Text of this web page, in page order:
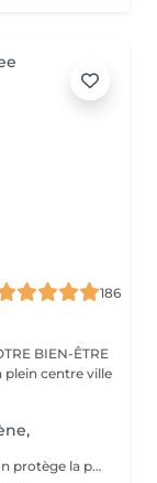
186
BIEN-ÊTRE
Oxygénant et revitalisant, le Soin Anti pollution protège la peau de la pollution grâce à la synergie de ses formules 100% d'origine naturelle et certifiées Bio. Il recharge les batteries des peaux soumises à la pollution, ternes, stressées et fatiguées, tout en leur offrant un voile protecteur anti-adhésion contre les agressions urbaines. Ce soin court mêlant des fragrances fraîches et naturelles à des textures onctueusement légères, énergise et réveille l'éclat de la peau. Tout commence par un doux nettoyage, suivi d'un modelage signature Phyt's et de manuvres revitalisantes pour ressourcer la peau. Vient ensuite une pause fraîcheur redynamisante avec le Masque Anti-Pollution pour finir sur les notes vertes de la crème de fin de soin. La peau respire. Elle est défatiguée, énergisée et parée à affronter les agressions extérieures. Formulation Vegan Un soin express idéal pour les gens qui manquent de temps ou pour découvrir la marque Phyt's.